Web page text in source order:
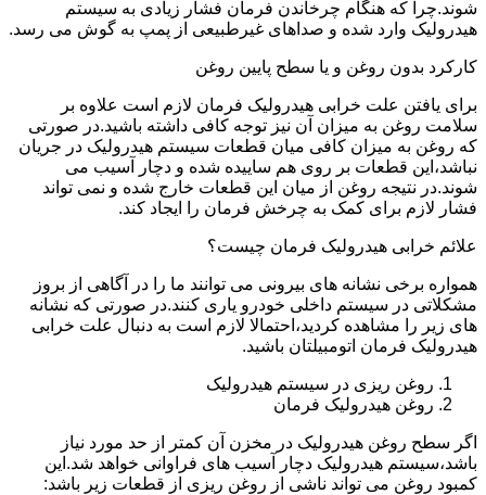
شوند.چرا که هنگام چرخاندن فرمان فشار زیادی به سیستم
هیدرولیک وارد شده و صداهای غیرطبیعی از پمپ به گوش می رسد.
کارکرد بدون روغن و یا سطح پایین روغن
برای یافتن علت خرابی هیدرولیک فرمان لازم است علاوه بر
سلامت روغن به میزان آن نیز توجه کافی داشته باشید.در صورتی
که روغن به میزان کافی میان قطعات سیستم هیدرولیک در جریان
نباشد،این قطعات بر روی هم ساییده شده و دچار آسیب می
شوند.در نتیجه روغن از میان این قطعات خارج شده و نمی تواند
فشار لازم برای کمک به چرخش فرمان را ایجاد کند.
علائم خرابی هیدرولیک فرمان چیست؟
همواره برخی نشانه های بیرونی می توانند ما را در آگاهی از بروز
مشکلاتی در سیستم داخلی خودرو یاری کنند.در صورتی که نشانه
های زیر را مشاهده کردید،احتمالا لازم است به دنبال علت خرابی
هیدرولیک فرمان اتومبیلتان باشید.
روغن ریزی در سیستم هیدرولیک
روغن هیدرولیک فرمان
اگر سطح روغن هیدرولیک در مخزن آن کمتر از حد مورد نیاز
باشد،سیستم هیدرولیک دچار آسیب های فراوانی خواهد شد.این
کمبود روغن می تواند ناشی از روغن ریزی از قطعات زیر باشد: